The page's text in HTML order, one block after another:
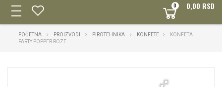
toggle
navigation
0 0,00 RSD
POČETNA PROIZVODI PIROTEHNIKA KONFETE
KONFETA
PARTY POPPER ROZE